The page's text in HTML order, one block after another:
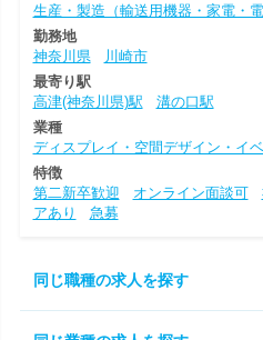
生産・製造（輸送用機器・家電・電
勤務地
神奈川県
川崎市
最寄り駅
高津(神奈川県)駅
溝の口駅
業種
ディスプレイ・空間デザイン・イ
特徴
第二新卒歓迎
オンライン面談可
アあり
急募
同じ職種の求人を探す